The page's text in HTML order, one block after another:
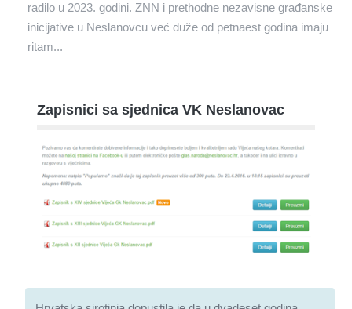
radilo u 2023. godini. ZNN i prethodne nezavisne građanske
inicijative u Neslanovcu već duže od petnaest godina imaju
ritam...
Zapisnici sa sjednica VK Neslanovac